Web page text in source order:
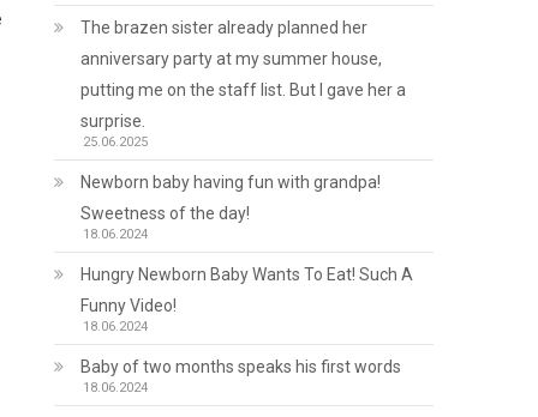
The brazen sister already planned her
anniversary party at my summer house,
putting me on the staff list. But I gave her a
surprise.
25.06.2025
Newborn baby having fun with grandpa!
Sweetness of the day!
18.06.2024
Hungry Newborn Baby Wants To Eat! Such A
Funny Video!
18.06.2024
Baby of two months speaks his first words
18.06.2024